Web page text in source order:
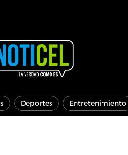
Deportes Entretenimiento